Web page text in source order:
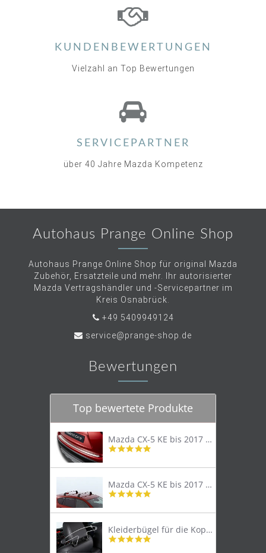
KUNDENBEWERTUNGEN
Vielzahl an Top Bewertungen
SERVICEPARTNER
über 40 Jahre Mazda Kompetenz
Autohaus Prange Online Shop
Autohaus Prange Online Shop für original Mazda
Zubehör, Ersatzteile und mehr. Ihr autorisierter
Mazda Vertragshändler und -Servicepartner im
Kreis Osnabrück.
+49 5409949124
service@prange-shop.de
Bewertungen
Top bewertete Produkte
Mazda CX-5 KE bis 2017 Trittschutzleiste Edelstahl original
4.8
rating
Mazda CX-5 KE bis 2017 Lastenträger Dachträger
4.9
rating
Kleiderbügel für die Kopfstütze
4.9